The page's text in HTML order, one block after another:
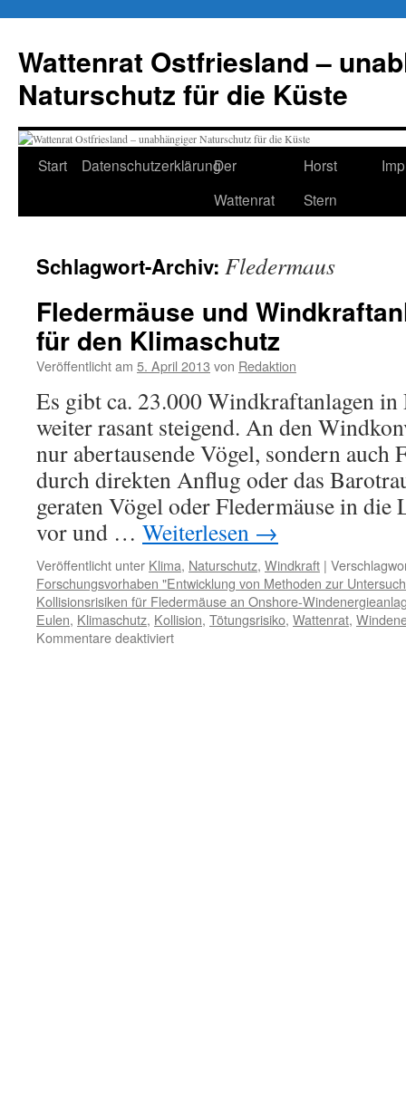
springen
Wattenrat Ostfriesland –
Naturschutz für die Küste
Start DatenschutzerklärungDer
Wattenrat
Horst
Stern
Schlagwort-Archiv: Fledermaus
Fledermäuse und
für den Klimaschutz
Veröffentlicht am 5. April 2013 von Redaktion
Es gibt ca. 23.000 Windkraftanlagen in
weiter rasant steigend. An den
nur abertausende Vögel, sondern auch
durch direkten Anflug oder das
geraten Vögel oder Fledermäuse in
vor und … Weiterlesen →
Veröffentlicht unter Klima, Naturschutz, Windkraft |
Forschungsvorhaben "Entwicklung von Methoden zur
Kollisionsrisiken für Fledermäuse an Onshore-
Eulen, Klimaschutz, Kollision, Tötungsrisiko, Wattenrat,
Kommentare deaktiviertfür